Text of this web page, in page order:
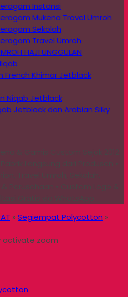
Instansi
Mukena Travel Umroh
Sekolah
Travel Umroh
HAJI UNGGULAN
French Khimar Jetblack
Niqab Jetblack
Jetblack dan Arabian Silky
& Gamis Custom Sejak 2012
Langsung dari Produsen •
Travel Umroh, Sekolah,
Perusahaan • Custom Logo &
Gratis via WhatsApp
» Segiempat Polycotton »
activate zoom